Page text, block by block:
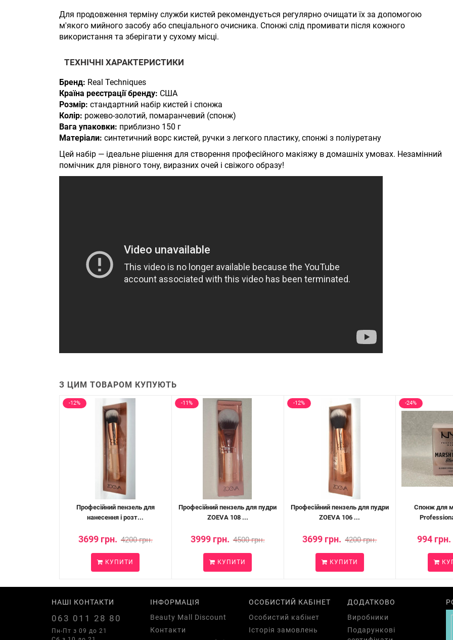
Для продовження терміну служби кистей рекомендується регулярно очищати їх за допомогою
м'якого мийного засобу або спеціального очисника. Спонжі слід промивати після кожного
використання та зберігати у сухому місці.
ТЕХНІЧНІ ХАРАКТЕРИСТИКИ
Бренд: Real Techniques
Країна реєстрації бренду: США
Розмір: стандартний набір кистей і спонжа
Колір: рожево-золотий, помаранчевий (спонж)
Вага упаковки: приблизно 150 г
Матеріали: синтетичний ворс кистей, ручки з легкого пластику, спонжі з поліуретану
Цей набір — ідеальне рішення для створення професійного макіяжу в домашніх умовах. Незамінний
помічник для рівного тону, виразних очей і свіжого образу!
З ЦИМ ТОВАРОМ КУПУЮТЬ
-12%
Професійний пензель для
нанесення і розт...
3699 грн. 4200 грн.
КУПИТИ
-11%
Професійний пензель для пудри
ZOEVA 108 ...
3999 грн. 4500 грн.
КУПИТИ
-12%
Професійний пензель для пудри
ZOEVA 106 ...
3699 грн. 4200 грн.
КУПИТИ
-24%
Спонж для
994 грн.
НАШІ КОНТАКТИ
063 011 28 80
Пн-Пт з 09 до 21
ІНФОРМАЦІЯ
Beauty Mall Discount
Контакти
ОСОБИСТИЙ КАБІНЕТ
Особистий кабінет
Історія замовлень
ДОДАТКОВО
Виробники
Подарункові